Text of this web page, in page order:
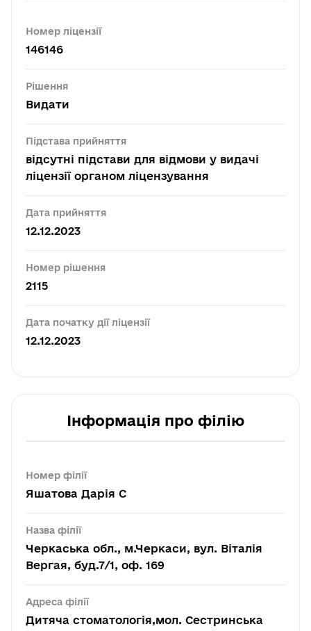
Номер ліцензії
146146
Рішення
Видати
Підстава прийняття
відсутні підстави для відмови у видачі
ліцензії органом ліцензування
Дата прийняття
12.12.2023
Номер рішення
2115
Дата початку дії ліцензії
12.12.2023
Інформація про філію
Номер філії
Яшатова Дарія С
Назва філії
Черкаська обл., м.Черкаси, вул. Віталія
Вергая, буд.7/1, оф. 169
Адреса філії
Дитяча стоматологія,мол. Сестринська